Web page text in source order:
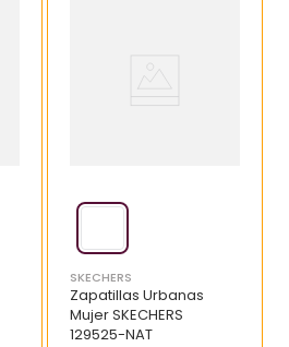
SKECHERS
Zapatillas Urbanas
Mujer SKECHERS
129525-NAT